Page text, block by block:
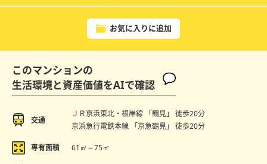
お気に入りに追加
このマンションの
生活環境と資産価値をAIで確認
交通
ＪＲ京浜東北・根岸線 「鶴見」 徒歩20分
京浜急行電鉄本線 「京急鶴見」 徒歩20分
専有面積 61㎡～75㎡